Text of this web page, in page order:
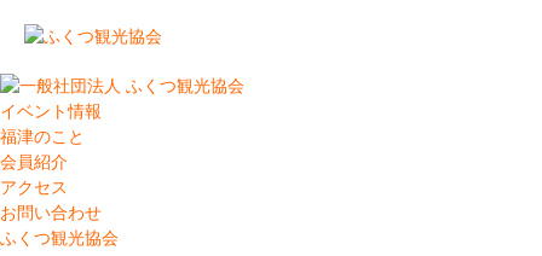
イベント情報
福津のこと
会員紹介
アクセス
お問い合わせ
ふくつ観光協会